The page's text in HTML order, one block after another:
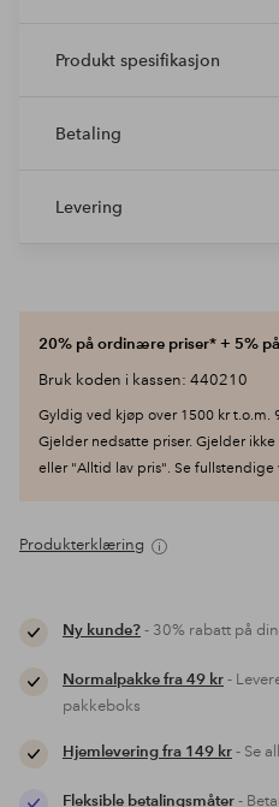
Produkt spesifikasjon
Betaling
Levering
20% på ordinære priser* + 5%
Bruk koden i kassen: 440210
Gyldig ved kjøp over 1500 kr
Gjelder nedsatte priser. Gjelder
eller "Alltid lav pris". Se fullstendige
Produkterklæring
Ny kunde?- 30% rabatt på
Normalpakke fra 49 kr-
pakkeboks
Hjemlevering fra 149 kr- Se
Fleksible betalingsmåter-